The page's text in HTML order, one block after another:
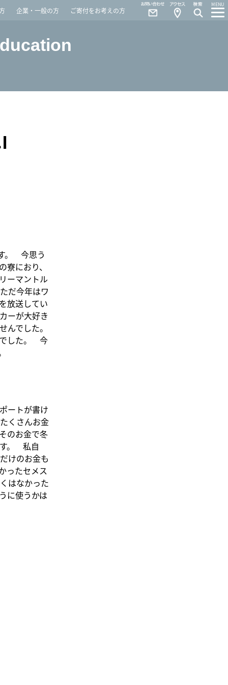
企業・一般の方 ご寄付をお考えの方
MENU
Access
Contact
。 今思う
におり、
ーマントル
だ今年はワ
放送してい
ーが大好き
でした。
でした。 今
ートが書け
くさんお金
のお金で冬
す。 私自
けのお金も
ったセメス
はなかった
に使うかは